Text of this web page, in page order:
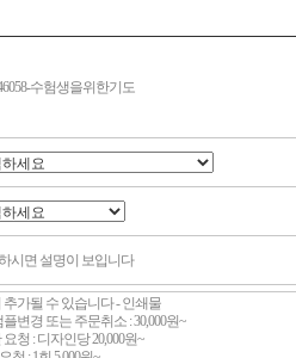
수험생을위한기도
시면 설명이 보입니다